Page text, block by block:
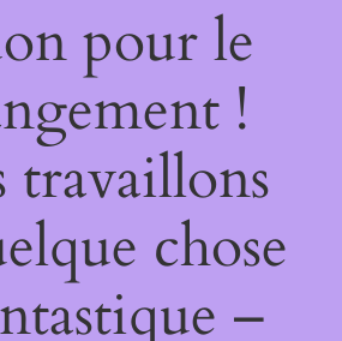
pour le
!
travaillons
chose
–